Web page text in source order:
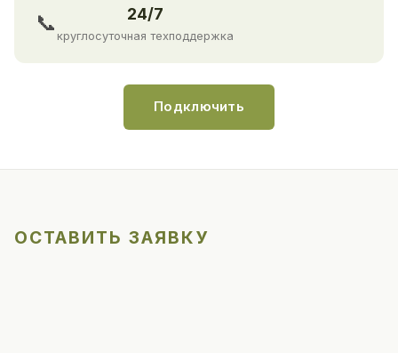
📞 24/7
круглосуточная техподдержка
Подключить
ОСТАВИТЬ ЗАЯВКУ